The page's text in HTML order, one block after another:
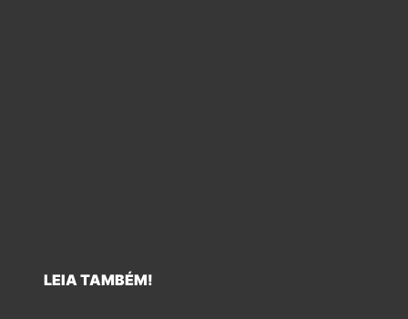
LEIA TAMBÉM!